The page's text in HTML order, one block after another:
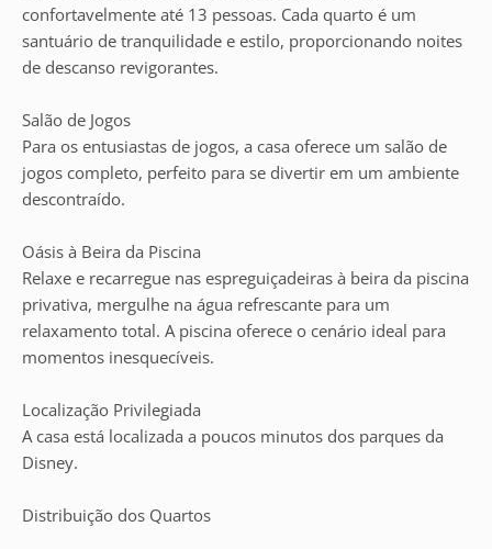
confortavelmente até 13 pessoas. Cada quarto é um
santuário de tranquilidade e estilo, proporcionando noites
de descanso revigorantes.
Salão de Jogos
Para os entusiastas de jogos, a casa oferece um salão de
jogos completo, perfeito para se divertir em um ambiente
descontraído.
Oásis à Beira da Piscina
Relaxe e recarregue nas espreguiçadeiras à beira da piscina
privativa, mergulhe na água refrescante para um
relaxamento total. A piscina oferece o cenário ideal para
momentos inesquecíveis.
Localização Privilegiada
A casa está localizada a poucos minutos dos parques da
Disney.
Distribuição dos Quartos